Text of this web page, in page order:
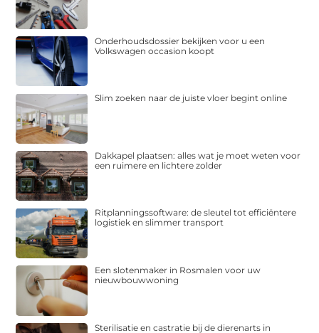
Onderhoudsdossier bekijken voor u een
Volkswagen occasion koopt
Slim zoeken naar de juiste vloer begint online
Dakkapel plaatsen: alles wat je moet weten voor
een ruimere en lichtere zolder
Ritplanningssoftware: de sleutel tot efficiëntere
logistiek en slimmer transport
Een slotenmaker in Rosmalen voor uw
nieuwbouwwoning
Sterilisatie en castratie bij de dierenarts in